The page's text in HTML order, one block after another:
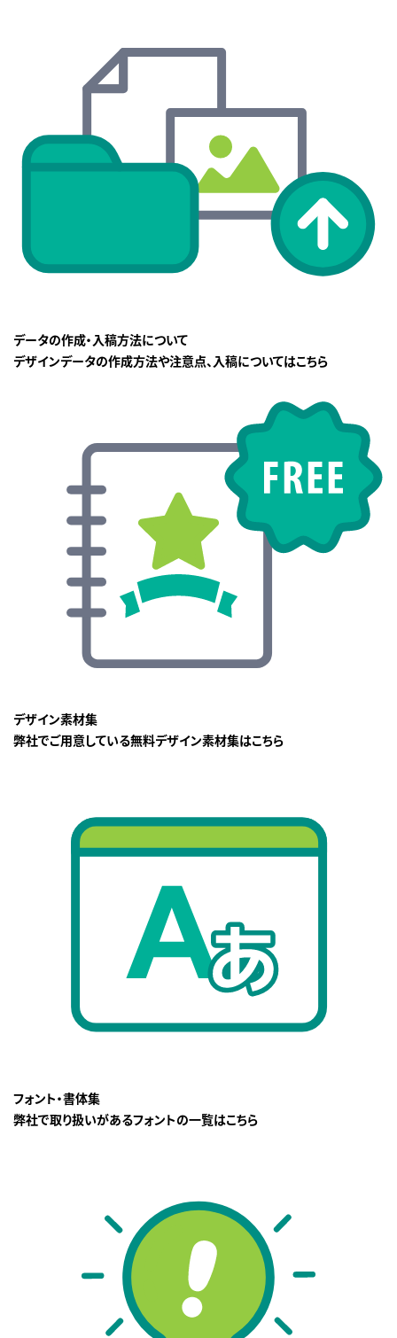
データの作成・入稿方法について
デザインデータの作成方法や注意点、入稿についてはこちら
デザイン素材集
弊社でご用意している無料デザイン素材集はこちら
フォント・書体集
弊社で取り扱いがあるフォントの一覧はこちら